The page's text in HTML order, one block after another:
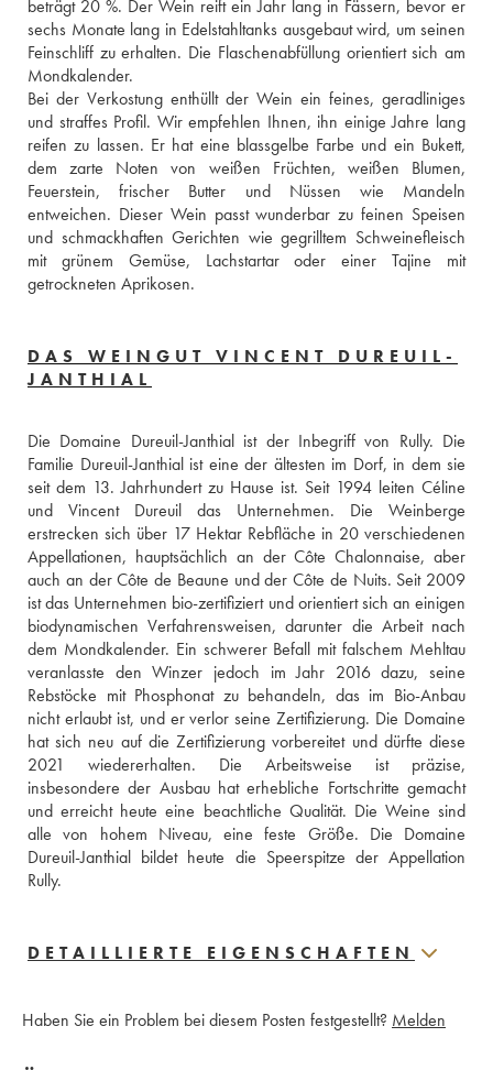
beträgt 20 %. Der Wein reift ein Jahr lang in Fässern, bevor er
sechs Monate lang in Edelstahltanks ausgebaut wird, um seinen
Feinschliff zu erhalten. Die Flaschenabfüllung orientiert sich am
Mondkalender.
Bei der Verkostung enthüllt der Wein ein feines, geradliniges
und straffes Profil. Wir empfehlen Ihnen, ihn einige Jahre lang
reifen zu lassen. Er hat eine blassgelbe Farbe und ein Bukett,
dem zarte Noten von weißen Früchten, weißen Blumen,
Feuerstein, frischer Butter und Nüssen wie Mandeln
entweichen. Dieser Wein passt wunderbar zu feinen Speisen
und schmackhaften Gerichten wie gegrilltem Schweinefleisch
mit grünem Gemüse, Lachstartar oder einer Tajine mit
getrockneten Aprikosen.
DAS WEINGUT VINCENT DUREUIL-
JANTHIAL
Die Domaine Dureuil-Janthial ist der Inbegriff von Rully. Die
Familie Dureuil-Janthial ist eine der ältesten im Dorf, in dem sie
seit dem 13. Jahrhundert zu Hause ist. Seit 1994 leiten Céline
und Vincent Dureuil das Unternehmen. Die Weinberge
erstrecken sich über 17 Hektar Rebfläche in 20 verschiedenen
Appellationen, hauptsächlich an der Côte Chalonnaise, aber
auch an der Côte de Beaune und der Côte de Nuits. Seit 2009
ist das Unternehmen bio-zertifiziert und orientiert sich an einigen
biodynamischen Verfahrensweisen, darunter die Arbeit nach
dem Mondkalender. Ein schwerer Befall mit falschem Mehltau
veranlasste den Winzer jedoch im Jahr 2016 dazu, seine
Rebstöcke mit Phosphonat zu behandeln, das im Bio-Anbau
nicht erlaubt ist, und er verlor seine Zertifizierung. Die Domaine
hat sich neu auf die Zertifizierung vorbereitet und dürfte diese
2021 wiedererhalten. Die Arbeitsweise ist präzise,
insbesondere der Ausbau hat erhebliche Fortschritte gemacht
und erreicht heute eine beachtliche Qualität. Die Weine sind
alle von hohem Niveau, eine feste Größe. Die Domaine
Dureuil-Janthial bildet heute die Speerspitze der Appellation
Rully.
DETAILLIERTE EIGENSCHAFTEN
Haben Sie ein Problem bei diesem Posten festgestellt? Melden